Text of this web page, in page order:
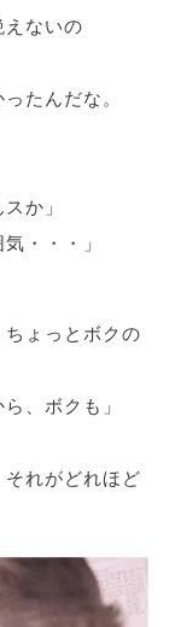
ないの
たんだな。
か」
・・・」
ょっとボクの
、ボクも」
れがどれほど